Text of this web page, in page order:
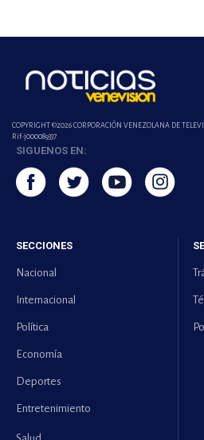
COPYRIGHT ©2026 CORPORACIÓN VENEZOLANA DE
Rif-j000089337
SIGUENOS EN:
SECCIONES
Nacional
Internacional
Política
Economía
Deportes
Entretenimiento